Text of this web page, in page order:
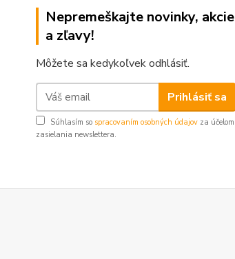
Nepremeškajte novinky, akcie
a zľavy!
Môžete sa kedykoľvek odhlásiť.
Prihlásiť sa
Súhlasím so spracovaním osobných údajov za účelom
zasielania newslettera.